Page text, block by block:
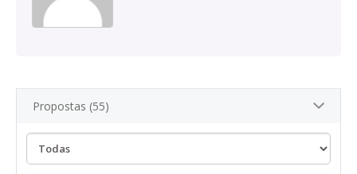
Propostas (55)